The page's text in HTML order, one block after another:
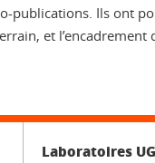
publications. Ils ont
et l’encadrement
Laboratoires